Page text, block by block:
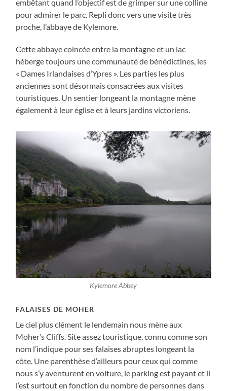
embêtant quand l’objectif est de grimper sur une colline
pour admirer le parc. Repli donc vers une visite très
proche, l’abbaye de Kylemore.
Cette abbaye coincée entre la montagne et un lac
héberge toujours une communauté de bénédictines, les
« Dames Irlandaises d’Ypres ». Les parties les plus
anciennes sont désormais consacrées aux visites
touristiques. Un sentier longeant la montagne mène
également à leur église et à leurs jardins victoriens.
Kylemore Abbey
FALAISES DE MOHER
Le ciel plus clément le lendemain nous mène aux
Moher’s Cliffs. Site assez touristique, connu comme son
nom l’indique pour ses falaises abruptes longeant la
côte. Une parenthèse d’ailleurs pour ceux qui comme
nous s’y aventurent en voiture, le parking est payant et il
l’est surtout en fonction du nombre de personnes dans